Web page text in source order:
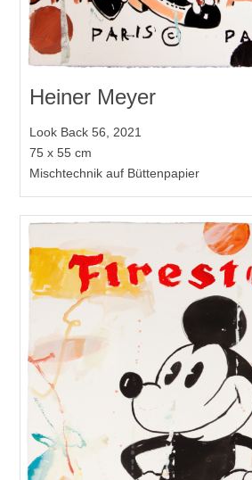
Heiner Meyer
Look Back 56, 2021
75 x 55 cm
Mischtechnik auf Büttenpapier